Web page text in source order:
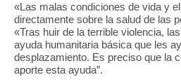
«Las malas condiciones de vida y
directamente sobre la salud de las
«Tras huir de la terrible violencia,
ayuda humanitaria básica que les
desplazamiento. Es preciso que la
aporte esta ayuda”.